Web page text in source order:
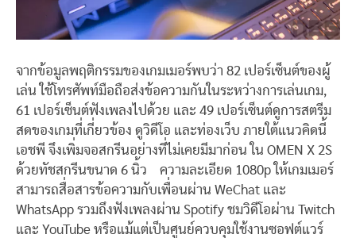
จากข้อมูลพฤติกรรมของเกมเมอร์พบว่า 82 เปอร์เซ็นต์ของผู้
เล่น ใช้โทรศัพท์มือถือส่งข้อความกันในระหว่างการเล่นเกม,
61 เปอร์เซ็นต์ฟังเพลงไปด้วย และ 49 เปอร์เซ็นต์ดูการสตรีม
สดของเกมที่เกี่ยวข้อง ดูวิดีโอ และท่องเว็บ ภายใต้แนวคิดนี้
เอชพี จึงเพิ่มจอสกรีนอย่างที่ไม่เคยมีมาก่อน ใน OMEN X 2S
ด้วยทัชสกรีนขนาด 6 นิ้ว ความละเอียด 1080p ให้เกมเมอร์
สามารถสื่อสารข้อความกับเพื่อนผ่าน WeChat และ
WhatsApp รวมถึงฟังเพลงผ่าน Spotify ชมวิดีโอผ่าน Twitch
และ YouTube หรือแม้แต่เป็นศูนย์ควบคุมใช้งานซอฟต์แวร์